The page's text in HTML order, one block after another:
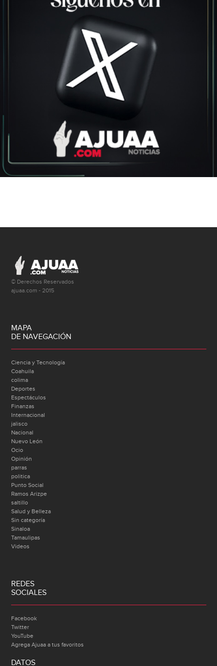
© Derechos Reservados
ajuaa.com - 2015
MAPA
DE NAVEGACIÓN
Ciencia y Tecnología
Coahuila
colima
Deportes
Espectáculos
Finanzas
Internacional
jalisco
Nacional
Nuevo León
Ocio
Opinión
parras
politica
Punto Social
Ramos Arizpe
saltillo
Salud y Belleza
Sin categoría
Sinaloa
Tamaulipas
Videos
REDES
SOCIALES
Facebook
Twitter
YouTube
Agrega Ajuaa a tus favoritos
DATOS